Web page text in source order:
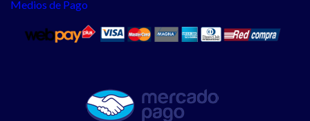
Medios de Pago